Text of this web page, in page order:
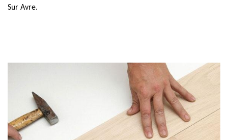
Sur Avre.